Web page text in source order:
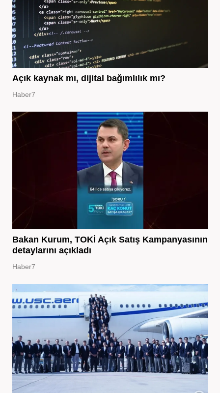
Açık kaynak mı, dijital bağımlılık mı?
Haber7
Bakan Kurum, TOKİ Açık Satış Kampanyasının
detaylarını açıkladı
Haber7